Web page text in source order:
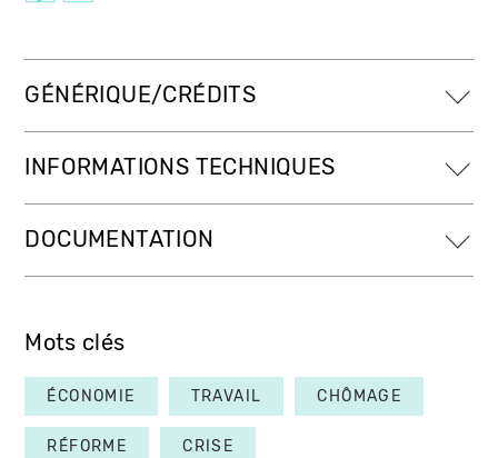
GÉNÉRIQUE/CRÉDITS
INFORMATIONS TECHNIQUES
DOCUMENTATION
Mots clés
ÉCONOMIE TRAVAIL CHÔMAGE
RÉFORME CRISE